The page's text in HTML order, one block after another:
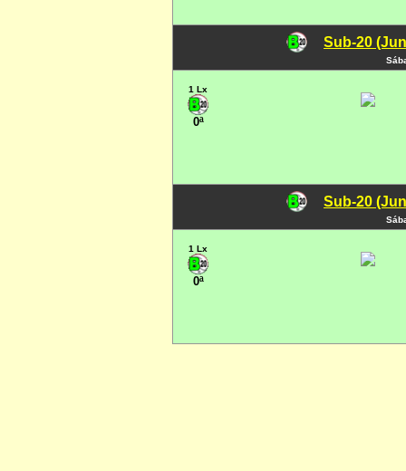
Sub-20
1 Lx
0ª
Sub-20
1 Lx
0ª